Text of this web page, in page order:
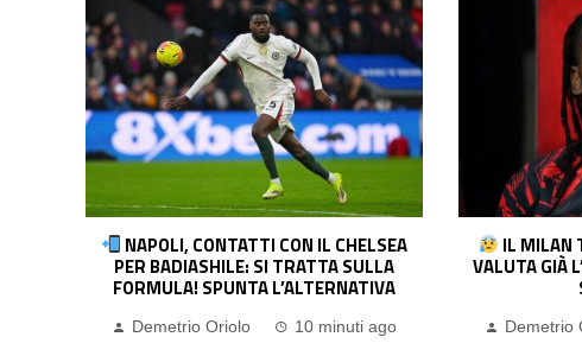
IL MILAN TREMA, IL GALATASARAY
VALUTA GIÀ L’ALTERNATIVA A LEAO: LA
SITUAZIONE
Demetrio Oriolo 20 minuti ago Demetrio